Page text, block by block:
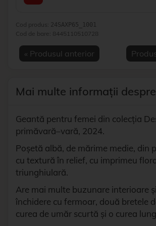
Cod produs: 24SAXP65_1001
Cod de bare: 8445110510728
« Produsul anterior
Mai multe informații
Geantă pentru femei din colecția
primăvară–vară, 2024.
Poșetă albă, de mărime medie, din
cu textură în relief, cu imprimeu
triunghiulară.
Are mai multe buzunare interioare
închidere cu fermoar, două bretele
curea de umăr scurtă și o curea